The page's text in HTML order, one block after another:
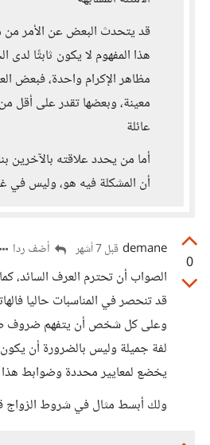
قد يتحدث البعض عن الأمر من
هذا المفهوم لا يكون ثابتًا
مظاهر الإكرام واحدة، فبعض
معينة، وبعضها تقدر على أقل
عائلة
أما من يحدد علاقته بالآخرين
أن المشكلة فيه هو، وليس في
0
demane قبل 7 أشهر أضف ردا
الصواب أن تحترم العرف السائد،
قد تنحصر في المناسبات حاليا
وعلى كل شخص أن يتفهم ضروف
لفة جميلة وليس بالضرورة أن يكون
يخضع لمعايير محددة وضوابط
ولك أبسط مثال في شروط الزواج